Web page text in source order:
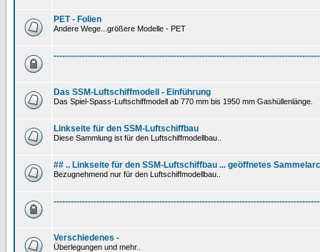
PET - Folien
Andere Wege...größere Modelle - PET
Das SSM-Luftschiffmodell - Einführung
Das Spiel-Spass-Luftschiffmodell ab 770 mm bis 1950 mm Gashüllenlänge.
Linkseite für den SSM-Luftschiffbau
Diese Sammlung ist für den Luftschiffmodellbau..
## .. Linkseite für den SSM-Luftschiffbau ... geöffnetes
Bezugnehmend nur für den Luftschiffmodellbau..
Verschiedenes -
Überlegungen und mehr..